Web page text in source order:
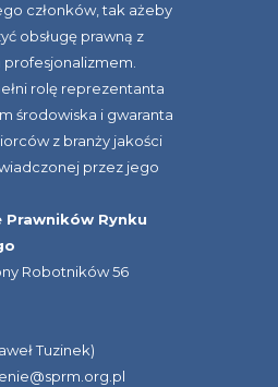
członków, tak ażeby
obsługę prawną z
profesjonalizmem.
rolę reprezentanta
środowiska i gwaranta
z branży jakości
przez jego
Rynku
Robotników 56
Tuzinek)